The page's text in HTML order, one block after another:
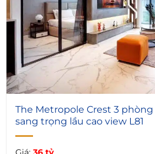
5
The Metropole Crest 3
sang trọng lầu cao view L81